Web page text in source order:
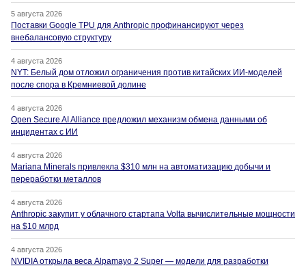
5 августа 2026
Поставки Google TPU для Anthropic профинансируют через
внебалансовую структуру
4 августа 2026
NYT: Белый дом отложил ограничения против китайских ИИ-моделей
после спора в Кремниевой долине
4 августа 2026
Open Secure AI Alliance предложил механизм обмена данными об
инцидентах с ИИ
4 августа 2026
Mariana Minerals привлекла $310 млн на автоматизацию добычи и
переработки металлов
4 августа 2026
Anthropic закупит у облачного стартапа Volta вычислительные мощности
на $10 млрд
4 августа 2026
NVIDIA открыла веса Alpamayo 2 Super — модели для разработки